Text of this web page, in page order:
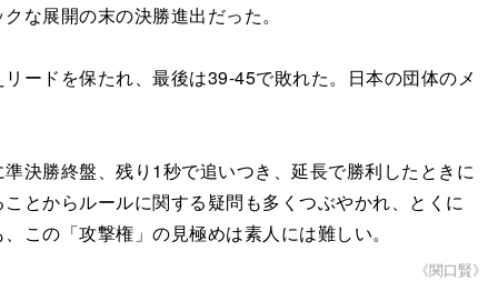
な展開の末の決勝進出だった。
ードを保たれ、最後は39-45で敗れた。日本の団体のメ
決勝終盤、残り1秒で追いつき、延長で勝利したときに
とからルールに関する疑問も多くつぶやかれ、とくに
この「攻撃権」の見極めは素人には難しい。
《関口賢》